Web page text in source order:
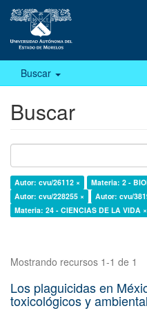
Buscar
Buscar
Autor: cvu/26112 ×
Materia: 2 -
Autor: cvu/228255 ×
Autor: cvu/
Materia: 24 - CIENCIAS DE LA VIDA ×
Mostrando recursos 1-1 de 1
Los plaguicidas en
toxicológicos y